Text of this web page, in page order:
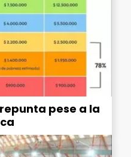
pese a la